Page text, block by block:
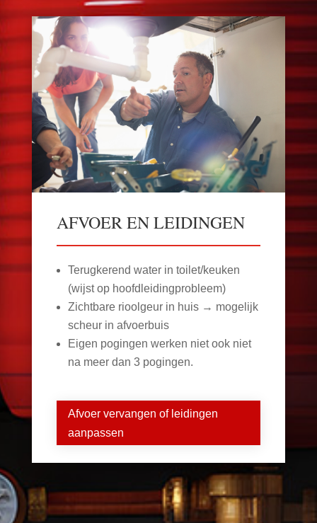
AFVOER EN LEIDINGEN
Terugkerend water in toilet/keuken
(wijst op hoofdleidingprobleem)
Zichtbare rioolgeur in huis → mogelijk
scheur in afvoerbuis
Eigen pogingen werken niet ook niet
na meer dan 3 pogingen.
Afvoer vervangen of leidingen
aanpassen